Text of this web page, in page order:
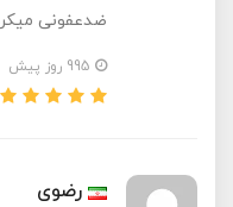
ضدعفونی
رضوی